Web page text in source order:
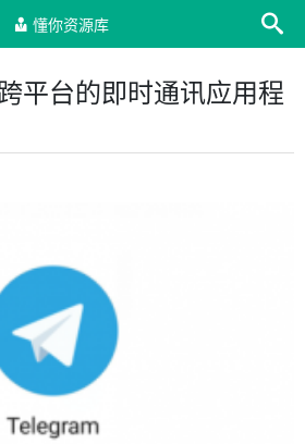
懂你资源库
平台的即时通讯应用程